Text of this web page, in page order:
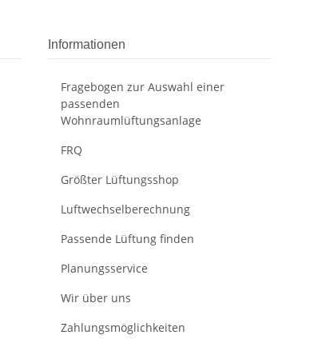
Informationen
Fragebogen zur Auswahl einer
passenden
Wohnraumlüftungsanlage
FRQ
Größter Lüftungsshop
Luftwechselberechnung
Passende Lüftung finden
Planungsservice
Wir über uns
Zahlungsmöglichkeiten